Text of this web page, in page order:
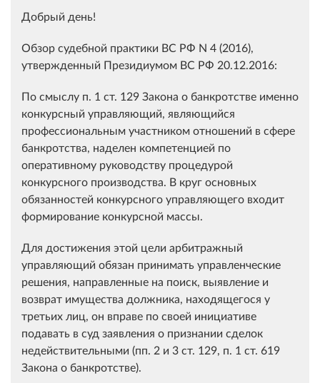
Добрый день!
Обзор судебной практики ВС РФ N 4 (2016),
утвержденный Президиумом ВС РФ 20.12.2016:
По смыслу п. 1 ст. 129 Закона о банкротстве именно
конкурсный управляющий, являющийся
профессиональным участником отношений в сфере
банкротства, наделен компетенцией по
оперативному руководству процедурой
конкурсного производства. В круг основных
обязанностей конкурсного управляющего входит
формирование конкурсной массы.
Для достижения этой цели арбитражный
управляющий обязан принимать управленческие
решения, направленные на поиск, выявление и
возврат имущества должника, находящегося у
третьих лиц, он вправе по своей инициативе
подавать в суд заявления о признании сделок
недействительными (пп. 2 и 3 ст. 129, п. 1 ст. 619
Закона о банкротстве).